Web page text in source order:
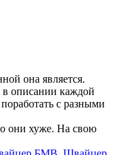
она является.
в описании каждой
с разными
они хуже. На свою